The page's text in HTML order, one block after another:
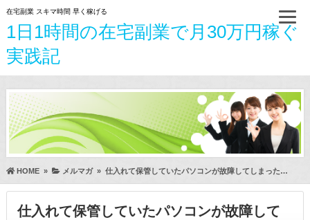
在宅副業 スキマ時間 早く稼げる
1日1時間の在宅副業で月30万円稼ぐ
実践記
HOME» メルマガ» 仕入れて保管していたパソコンが故障してしまった…
仕入れて保管していたパソコンが故障して